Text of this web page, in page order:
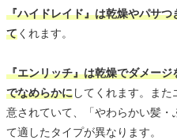
『ハイドレイド』は乾燥やパサ
てくれます。
『エンリッチ』は乾燥でダメー
でなめらかにしてくれます。ま
意されていて、「やわらかい髪
て適したタイプが異なります。